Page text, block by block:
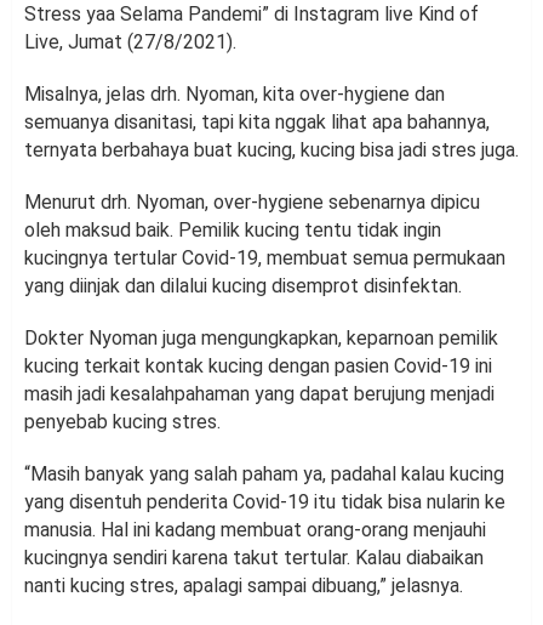
Stress yaa Selama Pandemi” di Instagram live Kind of
Live, Jumat (27/8/2021).
Misalnya, jelas drh. Nyoman, kita over-hygiene dan
semuanya disanitasi, tapi kita nggak lihat apa bahannya,
ternyata berbahaya buat kucing, kucing bisa jadi stres juga.
Menurut drh. Nyoman, over-hygiene sebenarnya dipicu
oleh maksud baik. Pemilik kucing tentu tidak ingin
kucingnya tertular Covid-19, membuat semua permukaan
yang diinjak dan dilalui kucing disemprot disinfektan.
Dokter Nyoman juga mengungkapkan, keparnoan pemilik
kucing terkait kontak kucing dengan pasien Covid-19 ini
masih jadi kesalahpahaman yang dapat berujung menjadi
penyebab kucing stres.
“Masih banyak yang salah paham ya, padahal kalau kucing
yang disentuh penderita Covid-19 itu tidak bisa nularin ke
manusia. Hal ini kadang membuat orang-orang menjauhi
kucingnya sendiri karena takut tertular. Kalau diabaikan
nanti kucing stres, apalagi sampai dibuang,” jelasnya.